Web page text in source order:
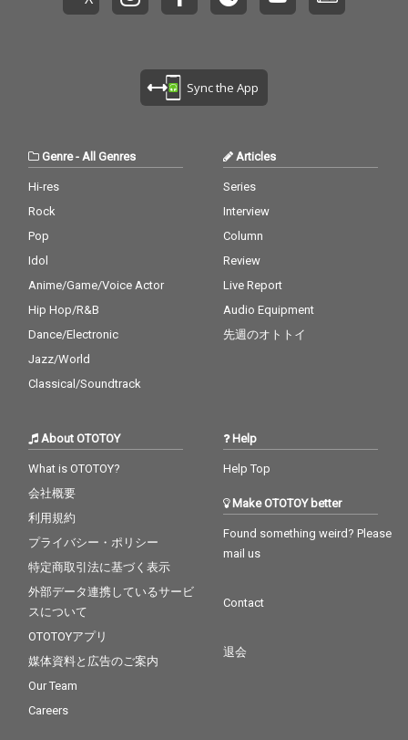
Sync the App
Genre-All Genres
Hi-res
Rock
Pop
Idol
Anime/Game/Voice Actor
Hip Hop/R&B
Dance/Electronic
Jazz/World
Classical/Soundtrack
Articles
Series
Interview
Column
Review
Live Report
Audio Equipment
先週のオトトイ
About OTOTOY
What is OTOTOY?
会社概要
利用規約
プライバシー・ポリシー
特定商取引法に基づく表示
外部データ連携しているサービ
スについて
OTOTOYアプリ
媒体資料と広告のご案内
Our Team
Careers
Help
Help Top
Make OTOTOY better
Found something weird? Please
mail us
Contact
退会